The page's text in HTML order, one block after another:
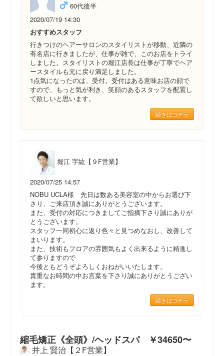
60代後半
2020/07/19 14:30
おすすめスタッフ
行きつけのヘアーサロンのスタイリストが移動、近隣の
有名店に行きましたが、仕事が雑で、このお店をトライ
しました。スタイリストの堀江店長は仕事が丁寧でヘア
ースタイルも元に戻り満足しました。
1点気になったのは、受付。受付はある意味お店の顔で
すので、もっと気が利き、笑顔のあるスタッフを配置し
て欲しいと思います。
続きはコチラ
堀江 宇紘【９F営業】
2020/07/25 14:57
NOBU UCLA様 先日は数ある美容室の中からお選び下
さり、ご来店頂き誠にありがとうございます。
また、受付の対応につきましてご指摘下さり誠にありが
とうございます。
スタッフ一同初心に返り色々と見つめなおし、改善して
まいります。
また、技術もフロアの雰囲気もよく出来るように精進し
て参りますので
今後ともどうぞよろしくおねがいいたします。
貴重なお時間の中お言葉を下さり誠にありがとうござい
ます。
続きはコチラ
縮毛矯正《全頭》/ヘッドスパ ￥34650〜
井上 賢治【２F営業】